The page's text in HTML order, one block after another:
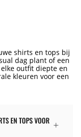
shirts en tops bij
dag plant of een
outfit diepte en
kleuren voor een
EN TOPS VOOR